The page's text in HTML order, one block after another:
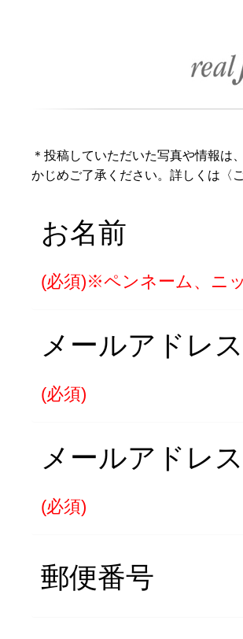
＊投稿していただいた写真や情報は
かじめご了承ください。詳しくは 〈
お名前
(必須)※ペンネーム、ニ
メールアドレス
(必須)
メールアドレ
(必須)
郵便番号